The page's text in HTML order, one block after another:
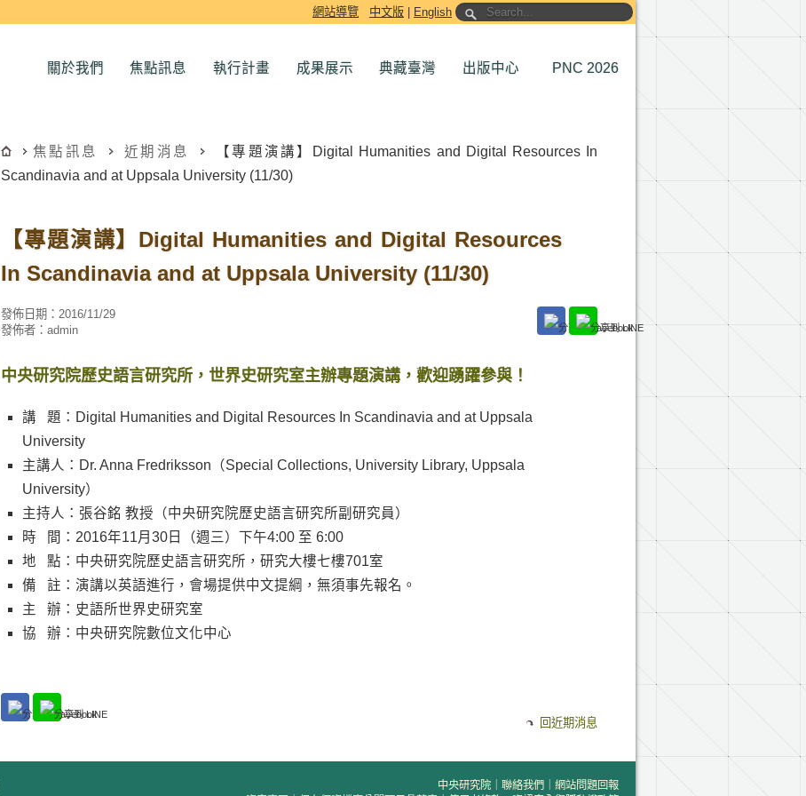
網站導覽 中文版 English
關於我們 焦點訊息 執行計畫 成果展示 典藏臺灣 出版中心 PNC 2026
焦點訊息 近期消息
【專題演講】Digital Humanities and Digital Resources In
Scandinavia and at Uppsala University (11/30)
【專題演講】Digital Humanities and Digital Resources
In Scandinavia and at Uppsala University (11/30)
發佈日期：2016/11/29
發佈者：admin
中央研究院歷史語言研究所，世界史研究室主辦專題演講，歡迎踴躍參與！
講 題：Digital Humanities and Digital Resources In Scandinavia and at Uppsala
University
主講人：Dr. Anna Fredriksson（Special Collections, University Library, Uppsala
University）
主持人：張谷銘 教授（中央研究院歷史語言研究所副研究員）
時 間：2016年11月30日（週三）下午4:00 至 6:00
地 點：中央研究院歷史語言研究所，研究大樓七樓701室
備 註：演講以英語進行，會場提供中文提綱，無須事先報名。
主 辦：史語所世界史研究室
協 辦：中央研究院數位文化中心
回近期消息
中央研究院｜ 聯絡我們
網站問題回報